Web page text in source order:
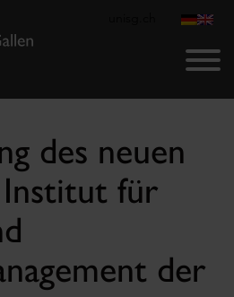
des neuen
Institut für
der